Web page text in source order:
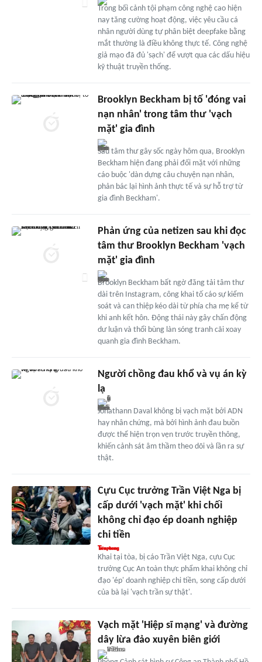
Trong bối cảnh tội phạm công nghệ cao hiện
nay tăng cường hoạt động, việc yêu cầu cá
nhân người dùng tự phân biệt deepfake bằng
mắt thường là điều không thực tế. Công nghệ
giả mạo đã đủ 'sạch' để vượt qua các dấu hiệu
kỹ thuật truyền thống.
Brooklyn Beckham bị tố 'đóng vai
nạn nhân' trong tâm thư 'vạch
mặt' gia đình
Sau tâm thư gây sốc ngày hôm qua, Brooklyn
Beckham hiện đang phải đối mặt với những
cáo buộc 'dàn dựng câu chuyện nạn nhân,
phản bác lại hình ảnh thực tế và sự hỗ trợ từ
gia đình Beckham'.
Phản ứng của netizen sau khi đọc
tâm thư Brooklyn Beckham 'vạch
mặt' gia đình
Brooklyn Beckham bất ngờ đăng tải tâm thư
dài trên Instagram, công khai tố cáo sự kiểm
soát và can thiệp kéo dài từ phía cha mẹ kể từ
khi anh kết hôn. Động thái này gây chấn động
dư luận và thổi bùng làn sóng tranh cãi xoay
quanh gia đình Beckham.
Người chồng đau khổ và vụ án kỳ
lạ
Jonathann Daval không bị vạch mặt bởi ADN
hay nhân chứng, mà bởi hình ảnh đau buồn
được thể hiện trọn vẹn trước truyền thông,
khiến cảnh sát âm thầm theo dõi và lần ra sự
thật.
Cựu Cục trưởng Trần Việt Nga bị
cấp dưới 'vạch mặt' khi chối
không chỉ đạo ép doanh nghiệp
chi tiền
Khai tại tòa, bị cáo Trần Việt Nga, cựu Cục
trưởng Cục An toàn thực phẩm khai không chỉ
đạo 'ép' doanh nghiệp chi tiền, song cấp dưới
của bà lại 'vạch trần sự thật'.
Vạch mặt 'Hiệp sĩ mạng' và đường
dây lừa đảo xuyên biên giới